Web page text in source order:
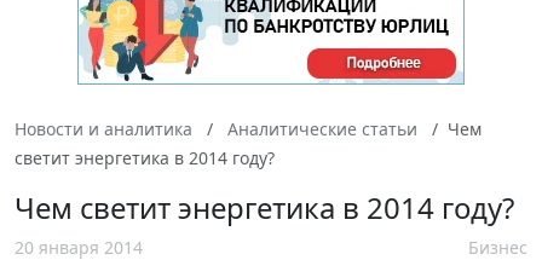
Новости и аналитика Аналитические статьи
Чем
светит энергетика в 2014 году?
Чем светит энергетика в 2014 году?
20 января 2014 Бизнес